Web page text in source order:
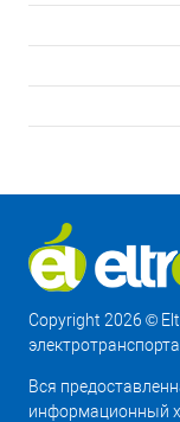
Copyright 2026 ©
Вся
информационный